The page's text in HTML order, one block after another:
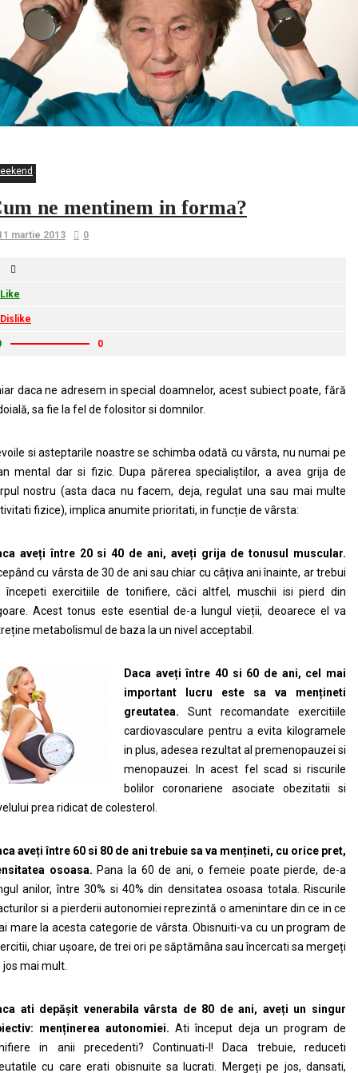
ne mentinem in forma?
martie 2013 0
Like
Dislike
0
daca ne adresem in special doamnelor, acest subiect poate, fără
sa fie la fel de folositor si domnilor.
si asteptarile noastre se schimba odată cu vârsta, nu numai pe
mental dar si fizic. Dupa părerea specialiștilor, a avea grija de
nostru (asta daca nu facem, deja, regulat una sau mai multe
fizice), implica anumite prioritati, in funcție de vârsta:
avețiîntre 20 si 40 de ani, aveți grija de tonusul muscular.
cu vârsta de 30 de ani sau chiar cu câțiva ani înainte, ar trebui
începeti exercitiile de tonifiere, căci altfel, muschii isi pierd din
Acest tonus este esential de-a lungul vieții, deoarece el va
metabolismul de baza la un nivel acceptabil.
Daca avețiîntre 40 si 60 de ani, cel mai
important lucru este sa va mențineti
greutatea. Sunt recomandate exercitiile
cardiovasculare pentru a evita kilogramele
in plus, adesea rezultat al premenopauzei si
menopauzei. In acest fel scad si riscurile
bolilor coronariene asociate obezitatii si
prea ridicat de colesterol.
avețiîntre 60 si 80 de ani trebuie sa va mențineti, cu orice pret,
osoasa. Pana la 60 de ani, o femeie poate pierde, de-a
anilor, între 30% si 40% din densitatea osoasa totala. Riscurile
si a pierderii autonomiei reprezintă o amenintare din ce in ce
mare la acesta categorie de vârsta. Obisnuiti-va cu un program de
chiar ușoare, de trei ori pe săptămâna sau încercati sa mergeți
jos mai mult.
ati depășit venerabila vârsta de 80 de ani, aveți un singur
menținerea autonomiei. Ati început deja un program de
in anii precedenti? Continuati-l! Daca trebuie, reduceti
cu care erati obisnuite sa lucrati. Mergeți pe jos, dansati,